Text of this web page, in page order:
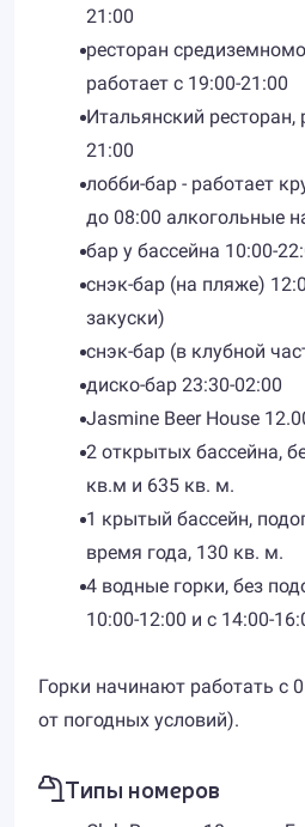
21:00
ресторан
работает с 19:00-21:00
Итальянский ресторан,
21:00
лобби-бар - работает
до 08:00 алкогольные
бар у бассейна 10:00-
снэк-бар (на пляже)
закуски)
снэк-бар (в клубной
диско-бар 23:30-02:00
Jasmine Beer House
2 открытых бассейна,
кв.м и 635 кв. м.
1 крытый бассейн,
время года, 130 кв. м.
4 водные горки, без
10:00-12:00 и с 14:00-
Горки начинают работать с
от погодных условий).
Типы номеров